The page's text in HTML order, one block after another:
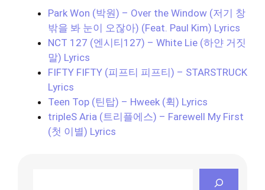
Park Won (박원) – Over the Window (저기 창
밖을 봐 눈이 오잖아) (Feat. Paul Kim) Lyrics
NCT 127 (엔시티127) – White Lie (하얀 거짓
말) Lyrics
FIFTY FIFTY (피프티 피프티) – STARSTRUCK
Lyrics
Teen Top (틴탑) – Hweek (휙) Lyrics
tripleS Aria (트리플에스) – Farewell My First
(첫 이별) Lyrics